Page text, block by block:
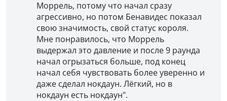
Моррель, потому что начал сразу
агрессивно, но потом Бенавидес показал
свою значимость, свой статус короля.
Мне понравилось, что Моррель
выдержал это давление и после 9 раунда
начал огрызаться больше, под конец
начал себя чувствовать более уверенно и
даже сделал нокдаун. Лёгкий, но в
нокдаун есть нокдаун".